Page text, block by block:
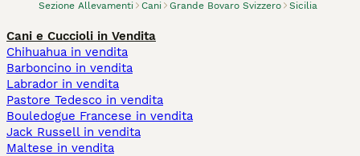
Sezione Allevamenti Cani Grande Bovaro Svizzero Sicilia
Cani e Cuccioli in Vendita
Chihuahua in vendita
Barboncino in vendita
Labrador in vendita
Pastore Tedesco in vendita
Bouledogue Francese in vendita
Jack Russell in vendita
Maltese in vendita